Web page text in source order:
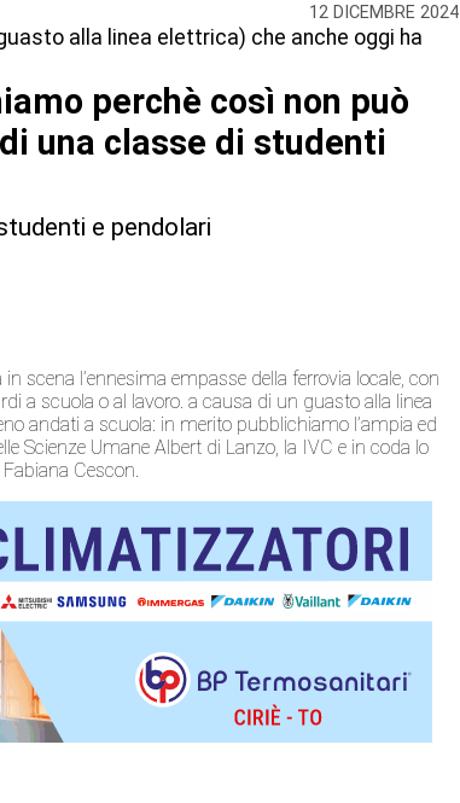
12 DICEMBRE 2024
alla linea elettrica) che anche oggi ha
perchè così non può
una classe di studenti
e pendolari
scena l’ennesima empasse della ferrovia locale, con
a scuola o al lavoro. a causa di un guasto alla linea
andati a scuola: in merito pubblichiamo l’ampia ed
Scienze Umane Albert di Lanzo, la IVC e in coda lo
Cescon.